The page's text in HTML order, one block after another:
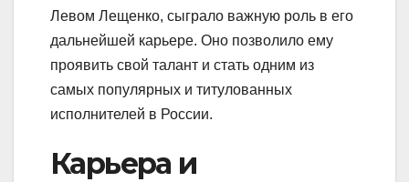
Левом Лещенко, сыграло важную роль в его
дальнейшей карьере. Оно позволило ему
проявить свой талант и стать одним из
самых популярных и титулованных
исполнителей в России.
Карьера и